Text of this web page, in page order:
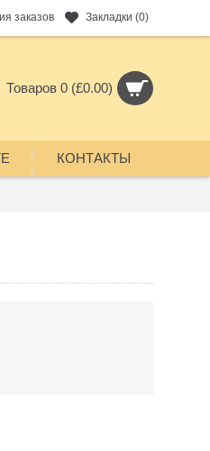
заказов Закладки (0)
Товаров 0 (£0.00)
КОНТАКТЫ